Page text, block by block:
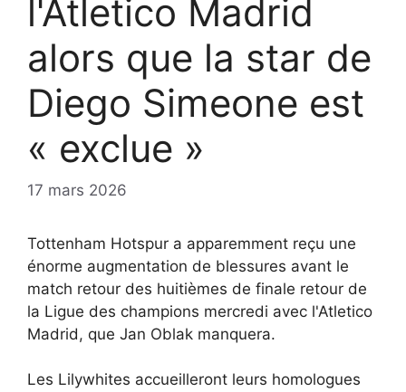
l'Atletico Madrid
alors que la star de
Diego Simeone est
« exclue »
17 mars 2026
Tottenham Hotspur a apparemment reçu une
énorme augmentation de blessures avant le
match retour des huitièmes de finale retour de
la Ligue des champions mercredi avec l'Atletico
Madrid, que Jan Oblak manquera.
Les Lilywhites accueilleront leurs homologues